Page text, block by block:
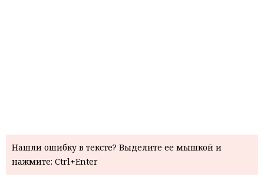
Нашли ошибку в тексте? Выделите ее мышкой и
нажмите: Ctrl+Enter